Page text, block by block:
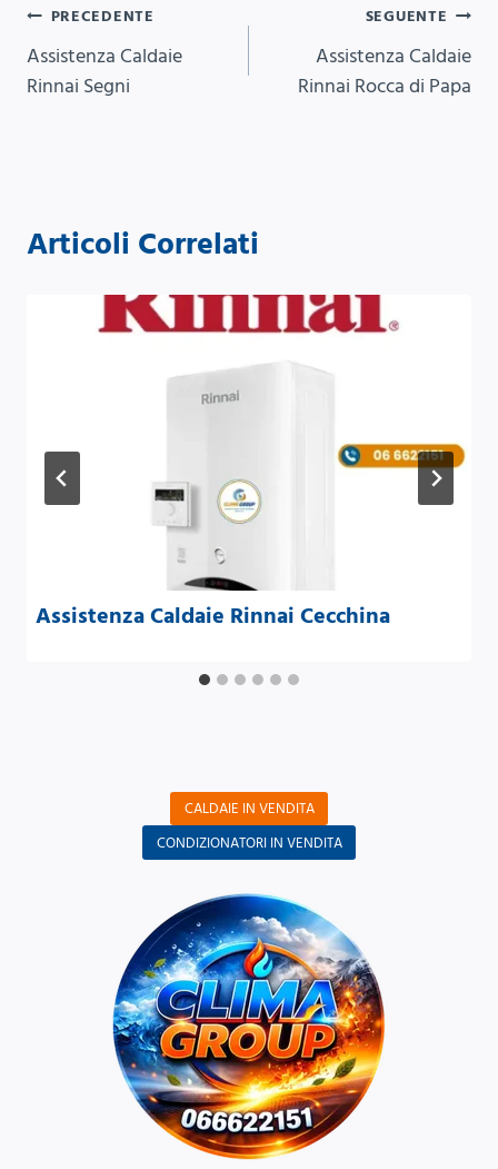
Navigazione
articoli
PRECEDENTE
Assistenza Caldaie
Rinnai Segni
SEGUENTE
Assistenza Caldaie
Rinnai Rocca di Papa
Articoli Correlati
Assistenza Caldaie Rinnai Cecchina
CALDAIE IN VENDITA
CONDIZIONATORI IN VENDITA